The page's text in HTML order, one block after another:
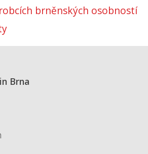
brněnských osobností
Brna